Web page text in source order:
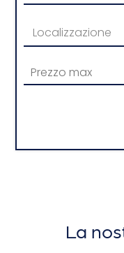
Localizzazione
La